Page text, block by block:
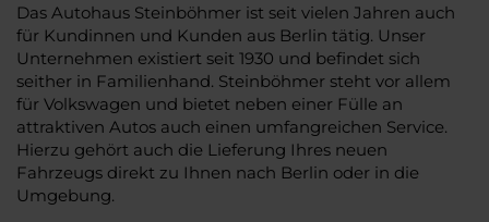
Das Autohaus Steinböhmer ist seit vielen Jahren auch
für Kundinnen und Kunden aus Berlin tätig. Unser
Unternehmen existiert seit 1930 und befindet sich
seither in Familienhand. Steinböhmer steht vor allem
für Volkswagen und bietet neben einer Fülle an
attraktiven Autos auch einen umfangreichen Service.
Hierzu gehört auch die Lieferung Ihres neuen
Fahrzeugs direkt zu Ihnen nach Berlin oder in die
Umgebung.